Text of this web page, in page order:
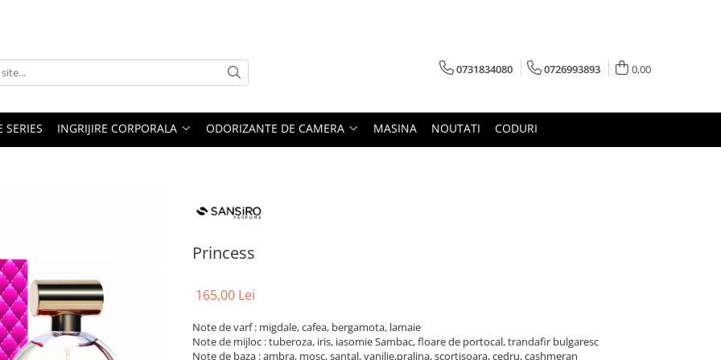
0731834080 0726993893 0,00
SERIES INGRIJIRE CORPORALA ODORIZANTE DE CAMERA MASINA NOUTATI CODURI
Princess
165,00 Lei
Note de varf : migdale, cafea, bergamota, lamaie
Note de mijloc : tuberoza, iris, iasomie Sambac, floare de portocal, trandafir bulgaresc
Note de baza : ambra, mosc, santal, vanilie,pralina, scortisoara, cedru, cashmeran